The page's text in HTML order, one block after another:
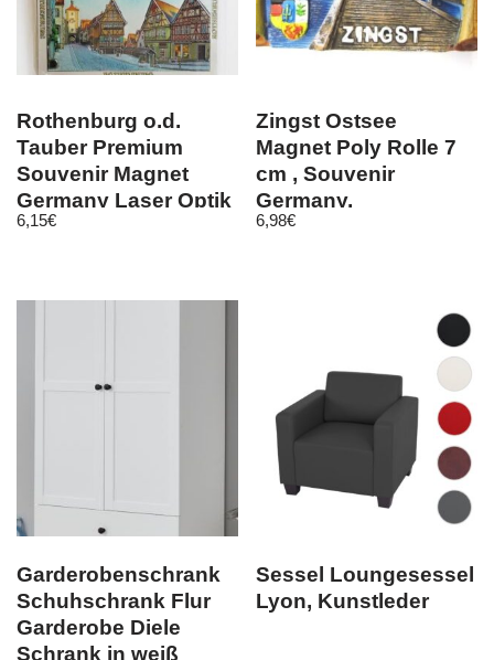
Rothenburg o.d.
Tauber Premium
Souvenir Magnet
Germany Laser Optik
6,15€
Zingst Ostsee
Magnet Poly Rolle 7
cm , Souvenir
Germany,
Deutschland, Neu
6,98€
Garderobenschrank
Schuhschrank Flur
Garderobe Diele
Schrank in weiß
Sessel Loungesessel
Lyon, Kunstleder